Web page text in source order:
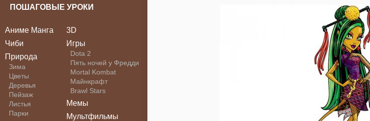
ПОШАГОВЫЕ УРОКИ
Аниме Манга
Чиби
Природа
Зима
Цветы
Деревья
Пейзаж
Листья
Парки
3D
Игры
Dota 2
Пять ночей у Фредди
Mortal Kombat
Майнкрафт
Brawl Stars
Мемы
Мультфильмы